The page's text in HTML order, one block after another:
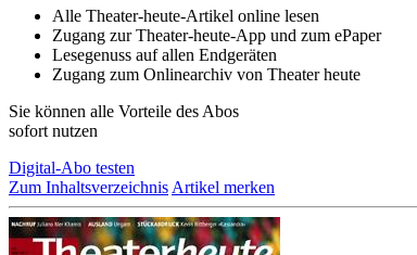
Alle Theater-heute-Artikel online lesen
Zugang zur Theater-heute-App und zum ePaper
Lesegenuss auf allen Endgeräten
Zugang zum Onlinearchiv von Theater heute
Sie können alle Vorteile des Abos
sofort nutzen
Digital-Abo testen
Zum Inhaltsverzeichnis Artikel merken